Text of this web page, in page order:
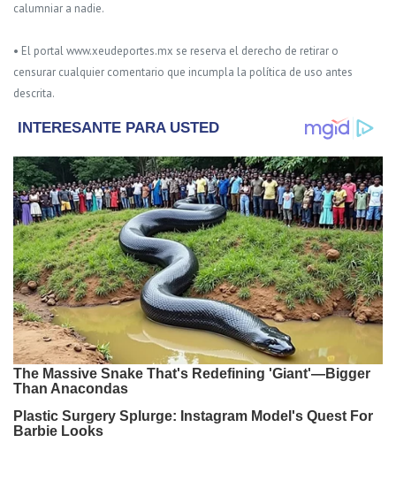
calumniar a nadie.
• El portal www.xeudeportes.mx se reserva el derecho de retirar o
censurar cualquier comentario que incumpla la política de uso antes
descrita.